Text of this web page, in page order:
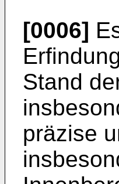
[0006]
Stand
präzise